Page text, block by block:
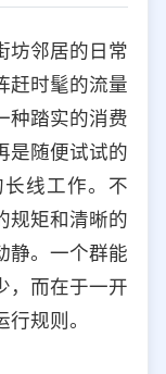
坊邻居的日常
赶时髦的流量
种踏实的消费
是随便试试的
线工作。不
规矩和清晰的
静。一个群能
，而在于一开
规则。